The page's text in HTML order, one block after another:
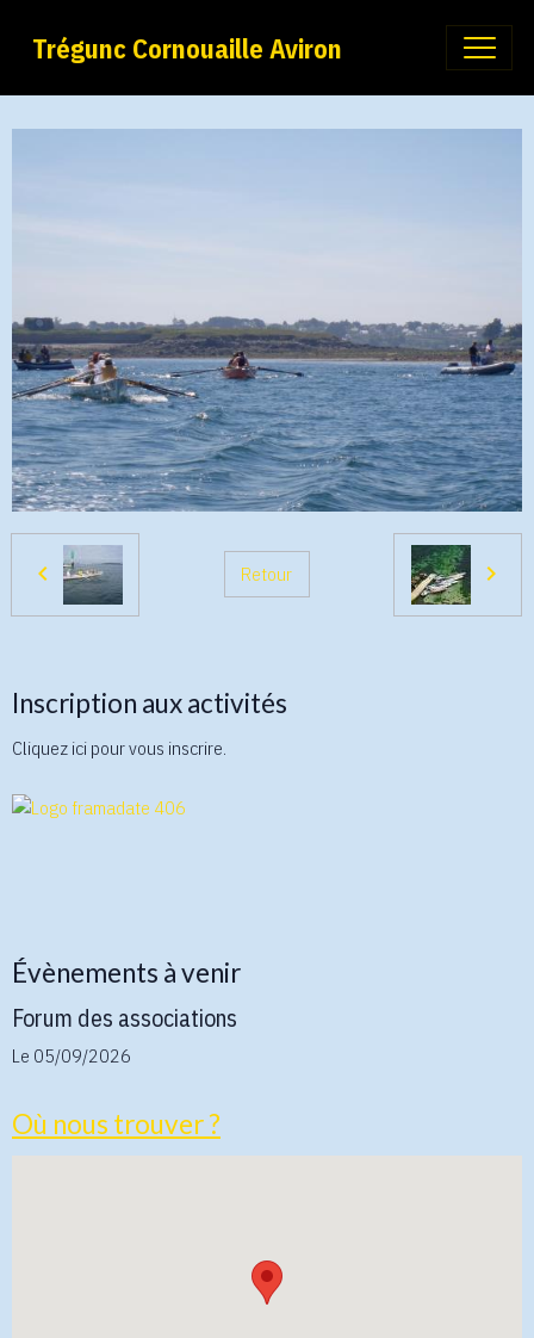
Trégunc Cornouaille Aviron
Retour
Inscription aux activités
Cliquez ici pour vous inscrire.
Évènements à venir
Forum des associations
Le 05/09/2026
Où nous trouver ?